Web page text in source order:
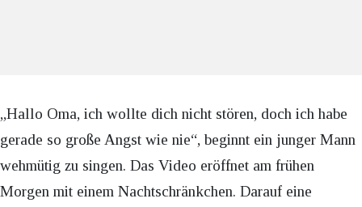
„Hallo Oma, ich wollte dich nicht stören, doch ich habe
gerade so große Angst wie nie“, beginnt ein junger Mann
wehmütig zu singen. Das Video eröffnet am frühen
Morgen mit einem Nachtschränkchen. Darauf eine